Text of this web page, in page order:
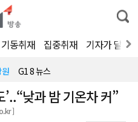
통
합
색
기동취재 집중취재 기자가 달려
G1 8 뉴스
낮과 밤 기온차 커”
]